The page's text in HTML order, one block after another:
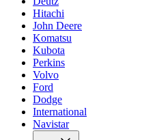
Hitachi
John Deere
Komatsu
Kubota
Perkins
Volvo
Ford
Dodge
International
Navistar